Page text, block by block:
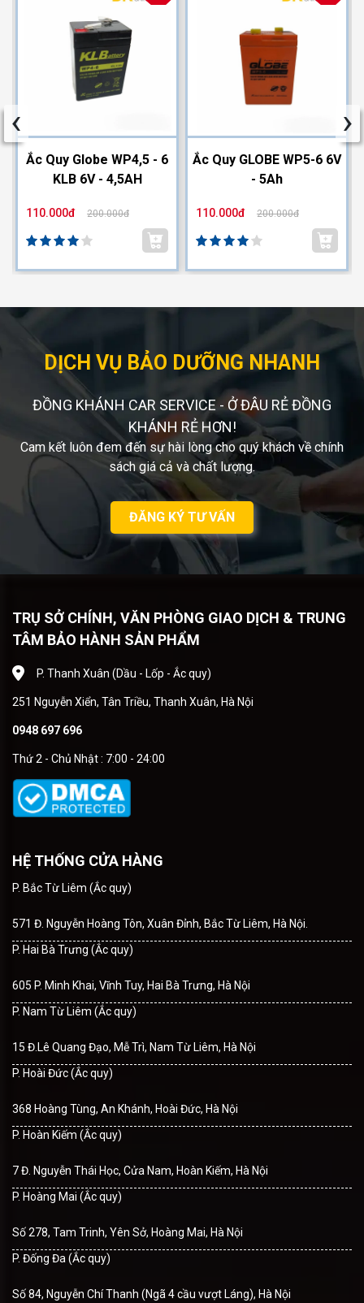
Ắc Quy Globe WP4,5 - 6
KLB 6V - 4,5AH
110.000đ 200.000đ
Ắc Quy GLOBE WP5-6 6V
- 5Ah
110.000đ 200.000đ
‹ ›
DỊCH VỤ BẢO DƯỠNG NHANH
ĐỒNG KHÁNH CAR SERVICE - Ở ĐÂU RẺ ĐỒNG
KHÁNH RẺ HƠN!
Cam kết luôn đem đến sự hài lòng cho quý khách về chính
sách giá cả và chất lượng.
ĐĂNG KÝ TƯ VẤN
TRỤ SỞ CHÍNH, VĂN PHÒNG GIAO DỊCH & TRUNG
TÂM BẢO HÀNH SẢN PHẨM
P. Thanh Xuân (Dầu - Lốp - Ắc quy)
251 Nguyễn Xiển, Tân Triều, Thanh Xuân, Hà Nội
0948 697 696
Thứ 2 - Chủ Nhật : 7:00 - 24:00
HỆ THỐNG CỬA HÀNG
P. Bắc Từ Liêm (Ắc quy)
571 Đ. Nguyễn Hoàng Tôn, Xuân Đỉnh, Bắc Từ Liêm, Hà Nội.
P. Hai Bà Trưng (Ắc quy)
605 P. Minh Khai, Vĩnh Tuy, Hai Bà Trưng, Hà Nội
P. Nam Từ Liêm (Ắc quy)
15 Đ.Lê Quang Đạo, Mễ Trì, Nam Từ Liêm, Hà Nội
P. Hoài Đức (Ắc quy)
368 Hoàng Tùng, An Khánh, Hoài Đức, Hà Nội
P. Hoàn Kiếm (Ắc quy)
7 Đ. Nguyễn Thái Học, Cửa Nam, Hoàn Kiếm, Hà Nội
P. Hoàng Mai (Ắc quy)
Số 278, Tam Trinh, Yên Sở, Hoàng Mai, Hà Nội
P. Đống Đa (Ắc quy)
Số 84, Nguyễn Chí Thanh (Ngã 4 cầu vượt Láng), Hà Nội